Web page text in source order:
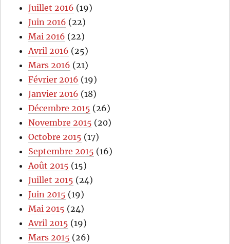
Juillet 2016 (19)
Juin 2016 (22)
Mai 2016 (22)
Avril 2016 (25)
Mars 2016 (21)
Février 2016 (19)
Janvier 2016 (18)
Décembre 2015 (26)
Novembre 2015 (20)
Octobre 2015 (17)
Septembre 2015 (16)
Août 2015 (15)
Juillet 2015 (24)
Juin 2015 (19)
Mai 2015 (24)
Avril 2015 (19)
Mars 2015 (26)